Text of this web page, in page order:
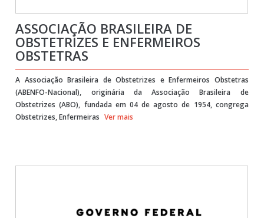
ASSOCIAÇÃO BRASILEIRA DE
OBSTETRIZES E ENFERMEIROS
OBSTETRAS
A Associação Brasileira de Obstetrizes e Enfermeiros Obstetras
(ABENFO-Nacional), originária da Associação Brasileira de
Obstetrizes (ABO), fundada em 04 de agosto de 1954, congrega
Obstetrizes, Enfermeiras Ver mais